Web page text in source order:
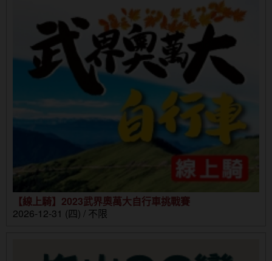
【線上騎】2023武界奧萬大自行車挑戰賽
2026-12-31 (四) / 不限